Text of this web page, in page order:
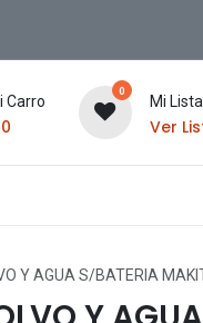
Carro
0
0
Mi Lista
Ver
Y AGUA S/BATERIA